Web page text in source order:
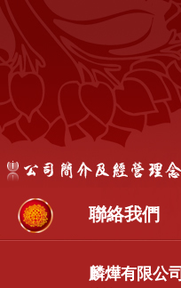
聯絡我們
麟燁有限公司